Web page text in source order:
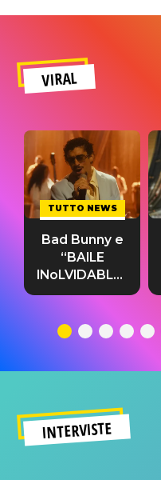
VIRAL
TUTTO NEWS
Bad Bunny e
“BAILE
INoLVIDABLE”:
testo,
significato
INTERVISTE